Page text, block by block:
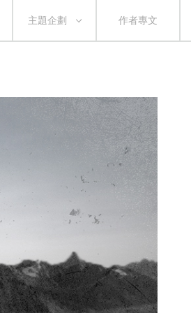
主題企劃 作者專文